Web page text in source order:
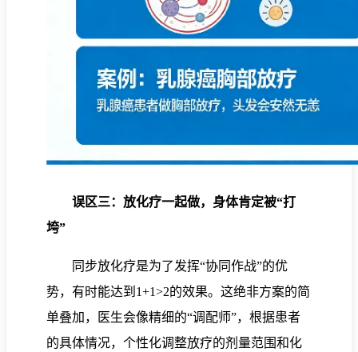
误区三：放化疗一起做，身体肯定被“打
垮”
同步放化疗是为了发挥“协同作战”的优
势，有时能达到1+1>2的效果。这绝非方案的简
单叠加，医生会像精细的“调配师”，根据患者
的具体情况，个性化调整放疗的剂量范围和化